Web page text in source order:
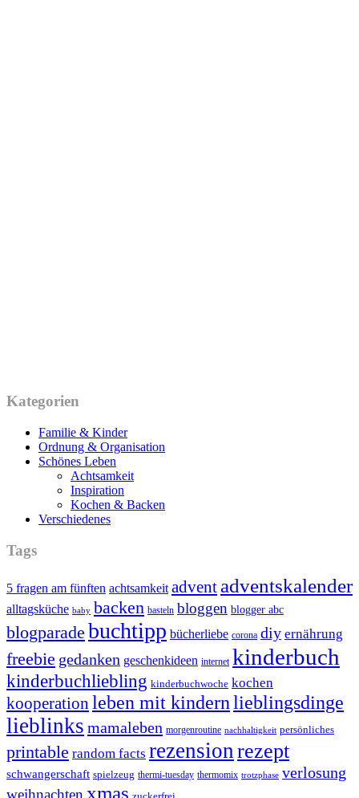
Kategorien
Familie & Kinder
Ordnung & Organisation
Schönes Leben
Achtsamkeit
Inspiration
Kochen & Backen
Verschiedenes
Tags
5 fragen am fünften achtsamkeit advent adventskalender
alltagsküche baby backen basteln bloggen blogger abc
blogparade buchtipp bücherliebe corona diy ernährung
freebie gedanken geschenkideen internet kinderbuch
kinderbuchliebling kinderbuchwoche kochen
kooperation leben mit kindernlieblingsdinge
lieblinks mamaleben morgenroutine nachhaltigkeit persönliches
printable random facts rezensionrezept
schwangerschaft spielzeug thermi-tuesday thermomix trotzphase verlosung
xmas